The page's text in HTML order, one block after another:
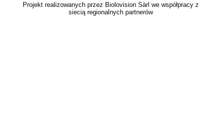
Projekt realizowanych przez Biolovision Sàrl we współpracy z
siecią regionalnych partnerów